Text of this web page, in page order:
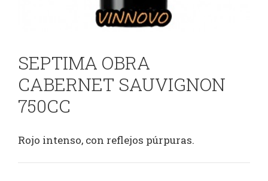
SEPTIMA OBRA
CABERNET SAUVIGNON
750CC
Rojo intenso, con reflejos púrpuras.